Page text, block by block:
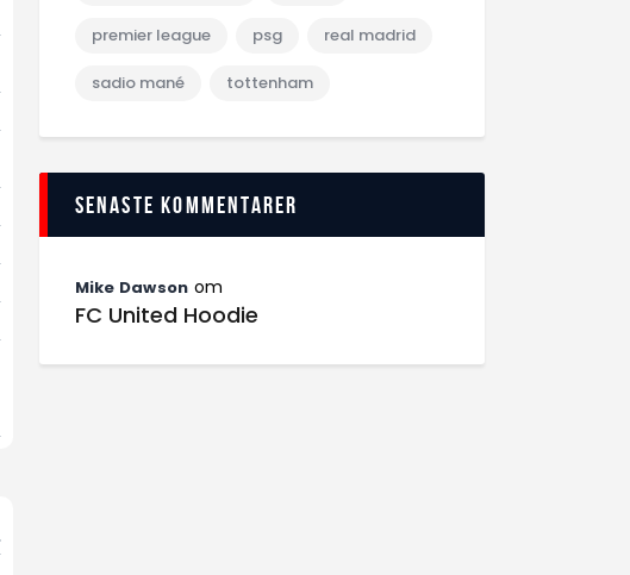
premier league psg real madrid
sadio mané tottenham
Senaste kommentarer
Mike Dawson om
FC United Hoodie